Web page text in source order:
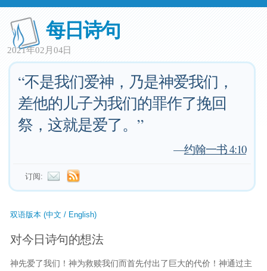
每日诗句
2021年02月04日
“不是我们爱神，乃是神爱我们，
差他的儿子为我们的罪作了挽回
祭，这就是爱了。”
—约翰一书 4:10
订阅:
双语版本 (中文 / English)
对今日诗句的想法
神先爱了我们！神为救赎我们而首先付出了巨大的代价！神通过主